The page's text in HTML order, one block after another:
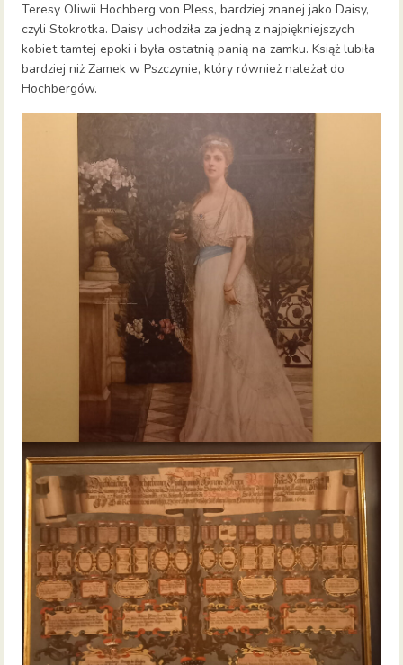
Teresy Oliwii Hochberg von Pless, bardziej znanej jako Daisy,
czyli Stokrotka. Daisy uchodziła za jedną z najpiękniejszych
kobiet tamtej epoki i była ostatnią panią na zamku. Książ lubiła
bardziej niż Zamek w Pszczynie, który również należał do
Hochbergów.